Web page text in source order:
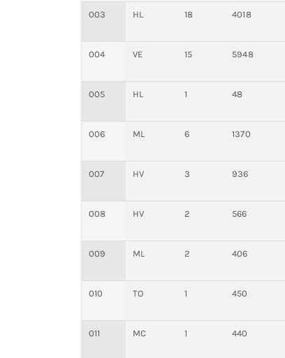
003 HL 18 4018
004 VE 15 5948
005 HL 1 48
006 ML 6 1370
007 HV 3 936
008 HV 2 566
009 ML 2 406
010 TO 1 450
011 MC 1 440